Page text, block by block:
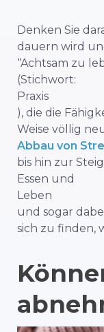
Denken Sie
dauern wird
“Achtsam zu
(Stichwort:
Praxis
), die die
Weise völlig
Abbau von
bis hin zur
Essen und
Leben
und sogar
sich zu finden,